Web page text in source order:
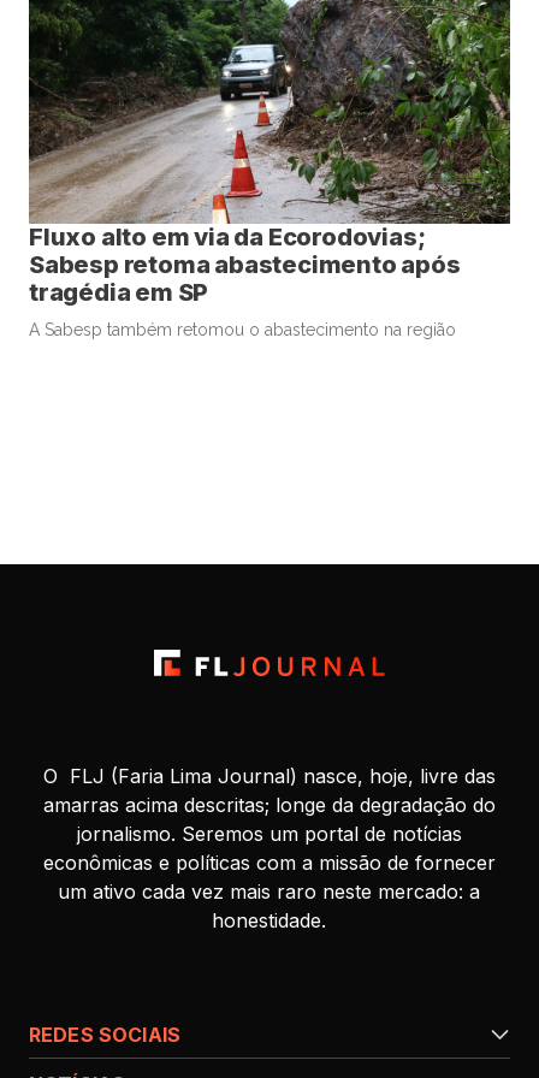
Fluxo alto em via da Ecorodovias;
Sabesp retoma abastecimento após
tragédia em SP
A Sabesp também retomou o abastecimento na região
O FLJ (Faria Lima Journal) nasce, hoje, livre das
amarras acima descritas; longe da degradação do
jornalismo. Seremos um portal de notícias
econômicas e políticas com a missão de fornecer
um ativo cada vez mais raro neste mercado: a
honestidade.
REDES SOCIAIS